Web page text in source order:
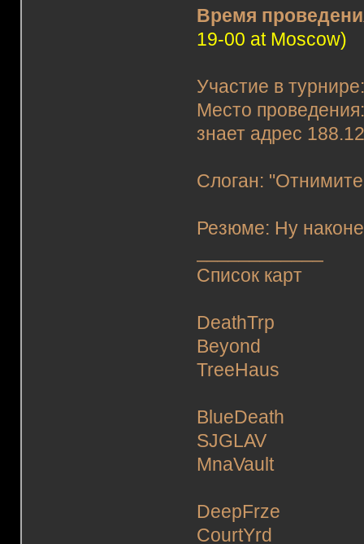
Время
19-00 at Moscow)
Участие в
Место
знает адрес
Слоган:
Резюме: Ну
Список карт
DeathTrp
Beyond
TreeHaus
BlueDeath
SJGLAV
MnaVault
DeepFrze
CourtYrd